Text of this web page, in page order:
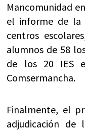
Mancomunidad
el informe de la
centros
alumnos de 58
de los 20 IES
Comsermancha.
Finalmente, el
adjudicación